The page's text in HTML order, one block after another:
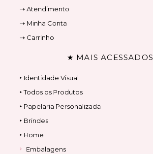
➝ Atendimento
➝ Minha Conta
➝ Carrinho
★ MAIS ACESSADOS
‣ Identidade Visual
‣ Todos os Produtos
‣ Papelaria Personalizada
‣ Brindes
‣ Home
Embalagens